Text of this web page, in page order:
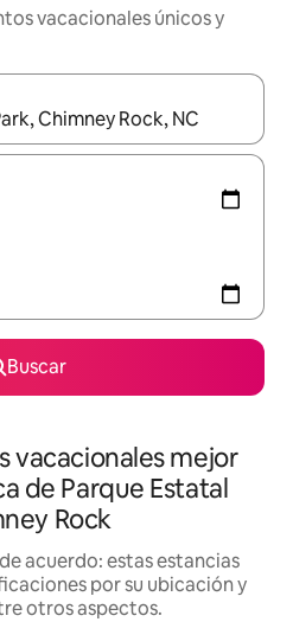
vacacionales únicos y
disponibles, podrás navegar
Buscar
vacacionales mejor
de Parque Estatal
Rock
acuerdo: estas estancias
por su ubicación y
otros aspectos.